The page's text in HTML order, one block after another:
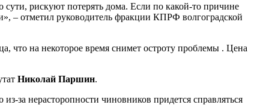
рискуют потерять дома. Если по какой-то причине
– отметил руководитель фракции КПРФ волгоградской
что на некоторое время снимет остроту проблемы . Цена
Николай Паршин.
за нерасторопности чиновников придется справляться